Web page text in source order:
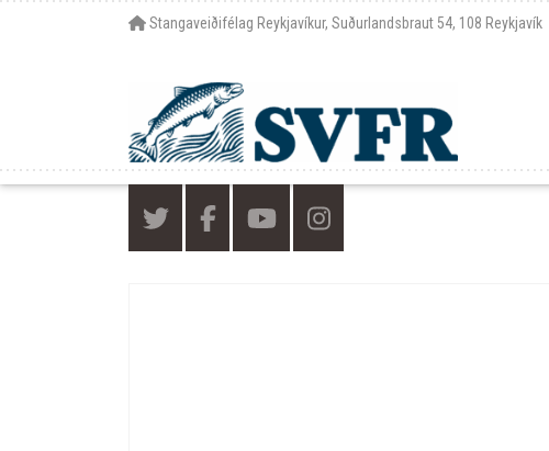
Stangaveiðifélag Reykjavíkur, Suðurlandsbraut 54, 108 Reykjavík